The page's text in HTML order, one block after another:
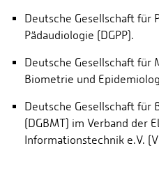
Deutsche Gesellschaft für
Pädaudiologie (DGPP).
Deutsche Gesellschaft für
Biometrie und
Deutsche Gesellschaft für
(DGBMT) im Verband der
Informationstechnik e.V.